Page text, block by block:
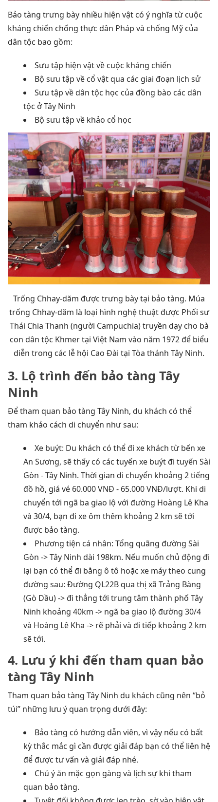
Bảo tàng trưng bày nhiều hiện vật có ý nghĩa từ cuộc
kháng chiến chống thực dân Pháp và chống Mỹ của
dân tộc bao gồm:
Sưu tập hiện vật về cuộc kháng chiến
Bộ sưu tập về cổ vật qua các giai đoạn lịch sử
Sưu tập về dân tộc học của đồng bào các dân
tộc ở Tây Ninh
Bộ sưu tập về khảo cổ học
Trống Chhay-dăm được trưng bày tại bảo tàng. Múa
trống Chhay-dăm là loại hình nghệ thuật được Phối sư
Thái Chia Thanh (người Campuchia) truyền dạy cho bà
con dân tộc Khmer tại Việt Nam vào năm 1972 để biểu
diễn trong các lễ hội Cao Đài tại Tòa thánh Tây Ninh.
3. Lộ trình đến bảo tàng Tây
Ninh
Để tham quan bảo tàng Tây Ninh, du khách có thể
tham khảo cách di chuyển như sau:
Xe buýt: Du khách có thể đi xe khách từ bến xe
An Sương, sẽ thấy có các tuyến xe buýt đi tuyến Sài
Gòn - Tây Ninh. Thời gian di chuyển khoảng 2 tiếng
đồ hồ, giá vé 60.000 VNĐ - 65.000 VNĐ/lượt. Khi di
chuyển tới ngã ba giao lộ với đường Hoàng Lê Kha
và 30/4, bạn đi xe ôm thêm khoảng 2 km sẽ tới
được bảo tàng.
Phương tiện cá nhân: Tổng quãng đường Sài
Gòn -> Tây Ninh dài 198km. Nếu muốn chủ động đi
lại bạn có thể đi bằng ô tô hoặc xe máy theo cung
đường sau: Đường QL22B qua thị xã Trảng Bàng
(Gò Dầu) -> đi thẳng tới trung tâm thành phố Tây
Ninh khoảng 40km -> ngã ba giao lộ đường 30/4
và Hoàng Lê Kha -> rẽ phải và đi tiếp khoảng 2 km
sẽ tới.
4. Lưu ý khi đến tham quan bảo
tàng Tây Ninh
Tham quan bảo tàng Tây Ninh du khách cũng nên “bỏ
túi” những lưu ý quan trọng dưới đây:
Bảo tàng có hướng dẫn viên, vì vậy nếu có bất
kỳ thắc mắc gì cần được giải đáp bạn có thể liên hệ
để được tư vấn và giải đáp nhé.
Chú ý ăn mặc gọn gàng và lịch sự khi tham
quan bảo tàng.